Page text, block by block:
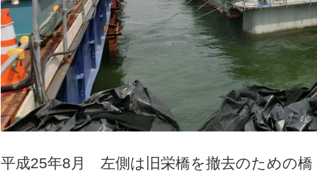
平成25年8月 左側は旧栄橋を撤去のための